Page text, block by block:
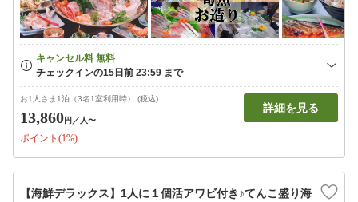
お1人さま1泊（3名1室利用時） (税込)
13,860円 ／人〜
ポイント(1%)
詳細を見る
【海鮮デラックス】1人に１個活アワビ付き♪てんこ盛り海